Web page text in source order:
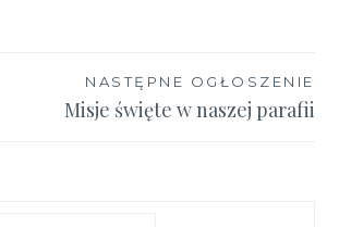
NASTĘPNE OGŁOSZENIE
Misje święte w naszej parafii